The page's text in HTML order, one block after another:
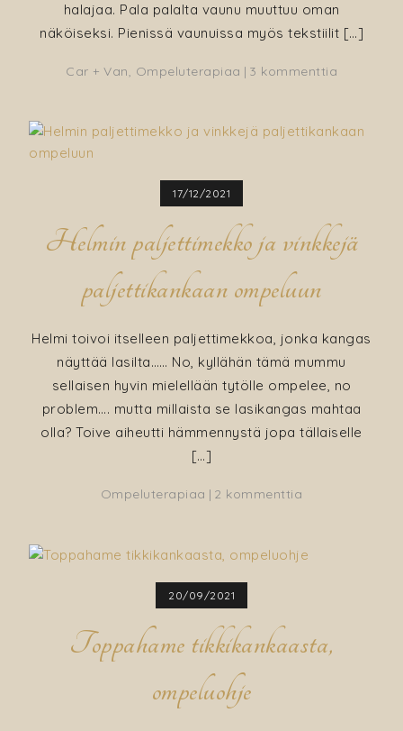
halajaa. Pala palalta vaunu muuttuu oman
näköiseksi. Pienissä vaunuissa myös tekstiilit […]
Car + Van, Ompeluterapiaa 3 kommenttia
päivitys
17/12/2021
Helmin paljettimekko ja vinkkejä
paljettikankaan ompeluun
Helmi toivoi itselleen paljettimekkoa, jonka kangas
näyttää lasilta…… No, kyllähän tämä mummu
sellaisen hyvin mielellään tytölle ompelee, no
problem…. mutta millaista se lasikangas mahtaa
olla? Toive aiheutti hämmennystä jopa tällaiselle
[…]
Ompeluterapiaa 2 kommenttia
ja
20/09/2021
Toppahame tikkikankaasta,
ompeluohje